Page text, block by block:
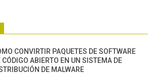
CONVIRTIR PAQUETES DE SOFTWARE
CÓDIGO ABIERTO EN UN SISTEMA DE
DE MALWARE